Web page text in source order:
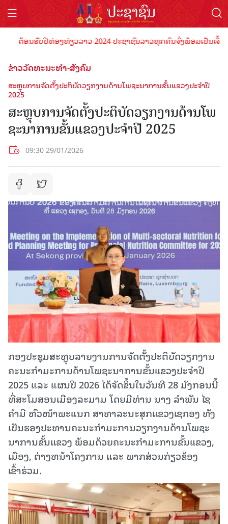
ຕ້ອນຮັບປີທ່ອງທ່ຽວລາວ 2024 ປະຊາຊົນລາວທຸກຄົນຈົ່ງພ້ອມເປັນເຈົ້າພ
ຂ່າວວັດທະນະທຳ-ສັງຄົມ
ສະຫຼຸບການຈັດຕັ້ງປະຕິບັດວຽກງານດ້ານໂພຊະນາການຂັ້ນແຂວງປະຈຳປີ
2025
ສະຫຼຸບການຈັດຕັ້ງປະຕິບັດວຽກງານດ້ານໂພ
ຊະນາການຂັ້ນແຂວງປະຈຳປີ 2025
09:30 29/01/2026
ກອງປະຊຸມສະຫຼຸບລາຍງານການຈັດຕັ້ງປະຕິບັດວຽກງານ
ຄະນະກຳມະການດ້ານໂພຊະນາການຂັ້ນແຂວງປະຈຳປີ
2025 ແລະ ແຜນປີ 2026 ໄດ້ຈັດຂຶ້ນໃນວັນທີ 28 ມັງກອນນີ້
ທີ່ສະໂມສອນເມືອງລະມາມ ໂດຍມີທ່ານ ນາງ ລຳພັນ ໄຊ
ຄໍາມີ ຫົວໜ້າພະແນກ ສາທາລະນະສຸກແຂວງເຊກອງ ທັງ
ເປັນຮອງປະທານຄະນະກຳມະການວຽກງານດ້ານໂພຊະ
ນາການຂັ້ນແຂວງ ພ້ອມດ້ວຍຄະນະກຳມະການຂັ້ນແຂວງ,
ເມືອງ, ຕ່າງຫນ້າໂຄງການ ແລະ ພາກສ່ວນກ່ຽວຂ້ອງ
ເຂົ້າຮ່ວມ.